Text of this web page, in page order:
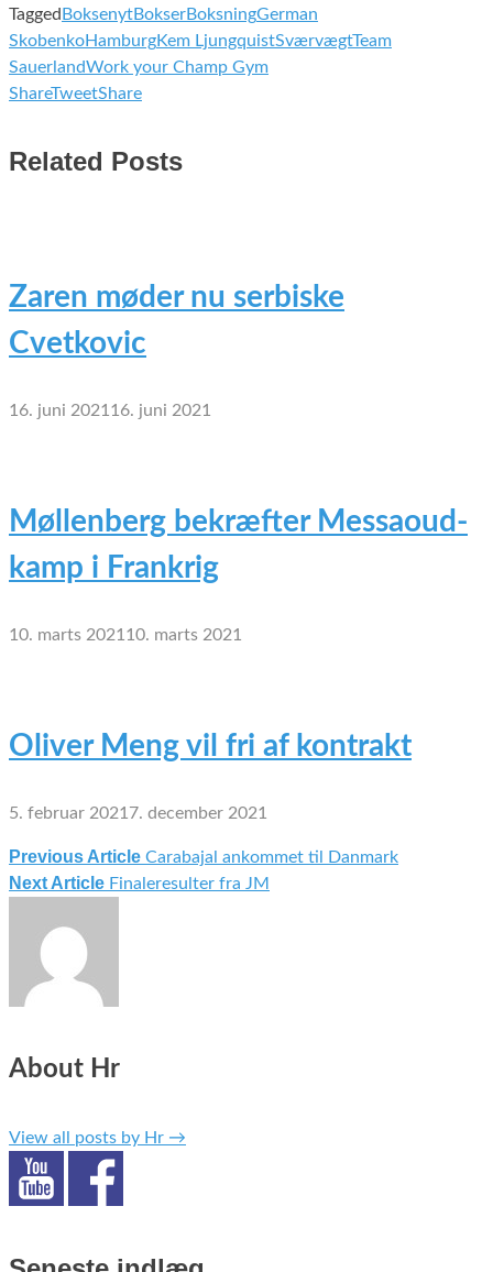
Tagged BoksenytBokserBoksningGerman
SkobenkoHamburgKem LjungquistSværvægtTeam
SauerlandWork your Champ Gym
ShareTweetShare
Related Posts
Zaren møder nu serbiske
Cvetkovic
16. juni 2021 16. juni 2021
Møllenberg bekræfter Messaoud-
kamp i Frankrig
10. marts 2021 10. marts 2021
Oliver Meng vil fri af kontrakt
5. februar 2021 7. december 2021
Indlægsnavigation
Previous Article Carabajal ankommet til Danmark
Next Article Finaleresulter fra JM
About Hr
View all posts by Hr →